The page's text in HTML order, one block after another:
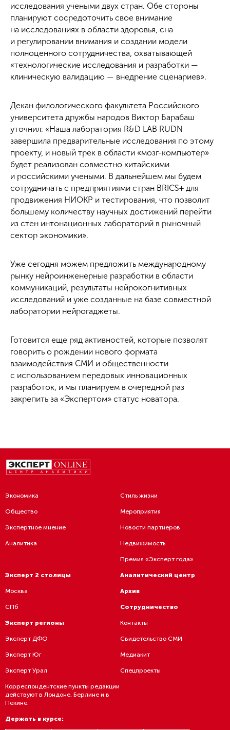
исследования учеными двух стран. Обе стороны
планируют сосредоточить свое внимание
на исследованиях в области здоровья, сна
и регулировании внимания и создании модели
полноценного сотрудничества, охватывающей
«технологические исследования и разработки —
клиническую валидацию — внедрение сценариев».
Декан филологического факультета Российского
университета дружбы народов Виктор Барабаш
уточнил: «Наша лаборатория R&D LAB RUDN
завершила предварительные исследования по этому
проекту, и новый трек в области «мозг-компьютер»
будет реализован совместно китайскими
и российскими учеными. В дальнейшем мы будем
сотрудничать с предприятиями стран BRICS+ для
продвижения НИОКР и тестирования, что позволит
большему количеству научных достижений перейти
из стен интонационных лабораторий в рыночный
сектор экономики».
Уже сегодня можем предложить международному
рынку нейроинженерные разработки в области
коммуникаций, результаты нейрокогнитивных
исследований и уже созданные на базе совместной
лаборатории нейрогаджеты.
Готовится еще ряд активностей, которые позволят
говорить о рождении нового формата
взаимодействия СМИ и общественности
с использованием передовых инновационных
разработок, и мы планируем в очередной раз
закрепить за «Экспертом» статус новатора.
Экономика
Общество
Экспертное мнение
Аналитика
Стиль жизни
Мероприятия
Новости партнеров
Недвижимость
Премия «Эксперт года»
Эксперт 2 столицы
Москва
СПб
Эксперт регионы
Эксперт ДФО
Эксперт Юг
Эксперт Урал
Корреспондентские пункты редакции
действуют в Лондоне, Берлине и в
Пекине.
Аналитический центр
Архив
Сотрудничество
Контакты
Свидетельство СМИ
Медиакит
Спецпроекты
Держать в курсе: